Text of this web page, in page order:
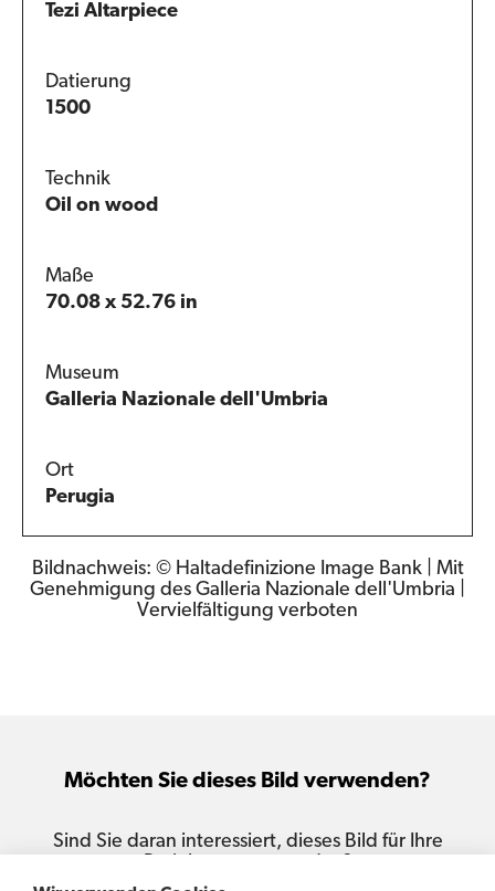
Tezi Altarpiece
Datierung
1500
Technik
Oil on wood
Maße
70.08 x 52.76 in
Museum
Galleria Nazionale dell'Umbria
Ort
Perugia
Bildnachweis: © Haltadefinizione Image Bank | Mit
Genehmigung des Galleria Nazionale dell'Umbria |
Vervielfältigung verboten
Möchten Sie dieses Bild verwenden?
Sind Sie daran interessiert, dieses Bild für Ihre